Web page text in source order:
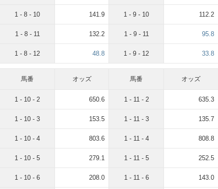
1 - 8 - 10 141.9
1 - 8 - 11 132.2
1 - 8 - 12 48.8
1 - 9 - 10 112.2
1 - 9 - 11 95.8
1 - 9 - 12 33.8
馬番 オッズ
1 - 10 - 2 650.6
1 - 10 - 3 153.5
1 - 10 - 4 803.6
1 - 10 - 5 279.1
1 - 10 - 6 208.0
馬番 オッズ
1 - 11 - 2 635.3
1 - 11 - 3 135.7
1 - 11 - 4 808.8
1 - 11 - 5 252.5
1 - 11 - 6 143.0